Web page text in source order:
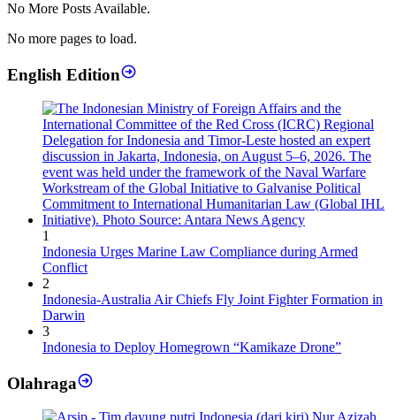
No More Posts Available.
No more pages to load.
English Edition
1
Indonesia Urges Marine Law Compliance during Armed
Conflict
2
Indonesia-Australia Air Chiefs Fly Joint Fighter Formation in
Darwin
3
Indonesia to Deploy Homegrown “Kamikaze Drone”
Olahraga